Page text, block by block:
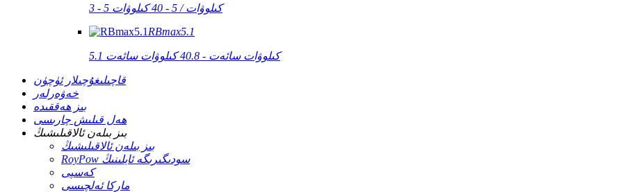
3 - 5 كىلوۋات / 5 - 40 كىلوۋات
RBmax5.1
5.1 كىلوۋات سائەت - 40.8 كىلوۋات سائەت
قاچىلىغۇچىلار ئۈچۈن
خەۋەرلەر
بىز ھەققىدە
ھەل قىلىش چارىسى
بىز بىلەن ئالاقىلىشىڭ
بىز بىلەن ئالاقىلىشىڭ
RoyPow سودىگىرىگە ئايلىنىڭ
كەسپى
ماركا ئەلچىسى